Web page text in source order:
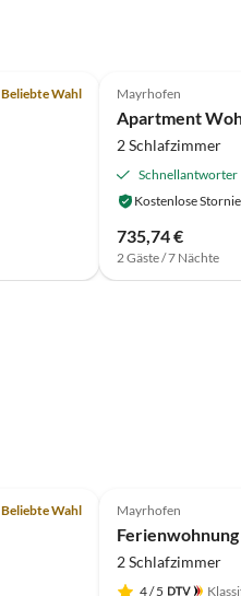
Beliebte Wahl Mayrhofen
Apartment
2 Schlafzimmer
Schnellantworter
Kostenlose
735,74 €
2 Gäste / 7 Nächte
Beliebte Wahl Mayrhofen
2 Schlafzimmer
4/ 5